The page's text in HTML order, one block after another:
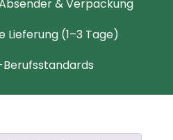
& Verpackung
Lieferung (1–3 Tage)
Berufsstandards